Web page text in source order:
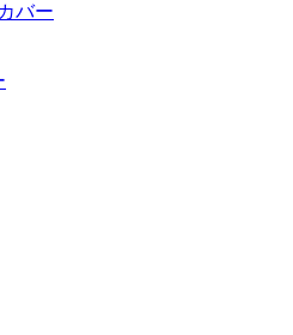
バー